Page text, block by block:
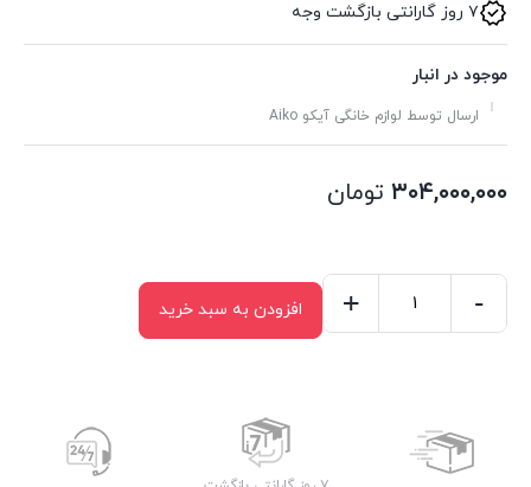
۷ روز گارانتی بازگشت وجه
موجود در انبار
ارسال توسط لوازم خانگی آیکو Aiko
۳۰۴,۰۰۰,۰۰۰ تومان
AK1221EM
-
+ افزودن به سبد خرید